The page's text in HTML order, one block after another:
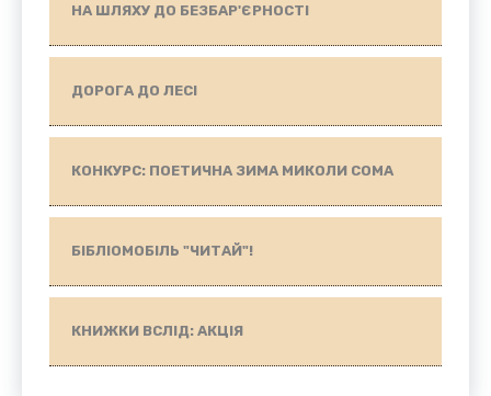
НА ШЛЯХУ ДО БЕЗБАР'ЄРНОСТІ
ДОРОГА ДО ЛЕСІ
КОНКУРС: ПОЕТИЧНА ЗИМА МИКОЛИ СОМА
БІБЛІОМОБІЛЬ "ЧИТАЙ"!
КНИЖКИ ВСЛІД: АКЦІЯ